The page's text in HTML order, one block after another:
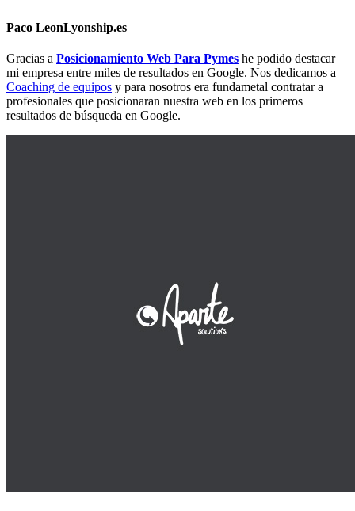
Paco LeonLyonship.es
Gracias a Posicionamiento Web Para Pymes he podido destacar
mi empresa entre miles de resultados en Google. Nos dedicamos a
Coaching de equipos y para nosotros era fundametal contratar a
profesionales que posicionaran nuestra web en los primeros
resultados de búsqueda en Google.